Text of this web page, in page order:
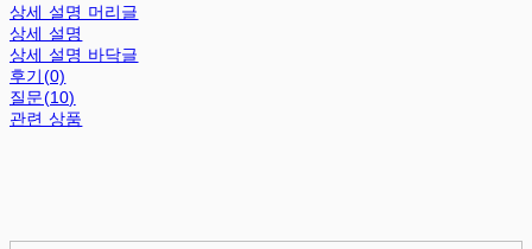
상세 설명 머리글
상세 설명
상세 설명 바닥글
후기(0)
질문(10)
관련 상품